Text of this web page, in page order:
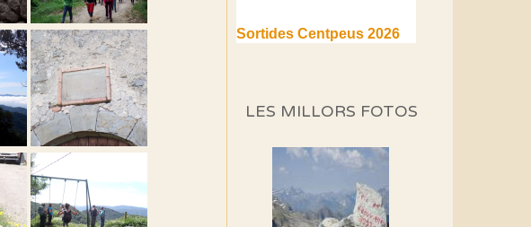
(1a part)
Si no podem caminar,
alguna cosa hem de fer...
Els Centpeus signen el
LES MILLORS FOTOS